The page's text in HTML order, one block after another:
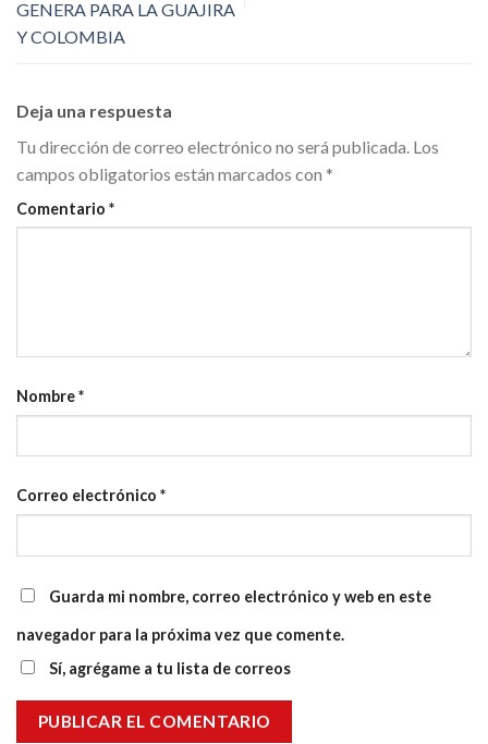
GENERA PARA LA GUAJIRA
Y COLOMBIA
Deja una respuesta
Tu dirección de correo electrónico no será publicada. Los
campos obligatorios están marcados con *
Comentario *
Nombre*
Correo electrónico *
Guarda mi nombre, correo electrónico y web en este
navegador para la próxima vez que comente.
Sí, agrégame a tu lista de correos